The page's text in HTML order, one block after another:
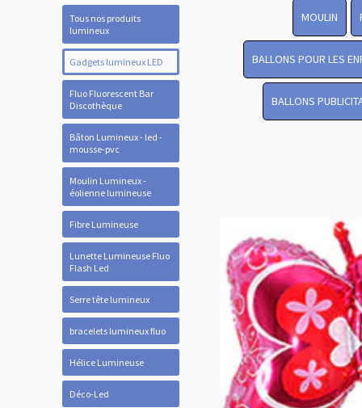
Tous nos produits
lumineux
Gadgets lumineux LED
Fluo Fluorescent Bar
Discothèque
Bâton Lumineux - led -
mousse-pvc
Moulin Lumineux -
éolienne lumineuse
Fibre Lumineuse
Lunette Lumineuse Fluo
Flash Led
Serre tête lumineux
bracelets lumineux fluo
Hélice Lumineuse
Déco-Led
MOULIN
BALLONS POUR LES
BALLONS